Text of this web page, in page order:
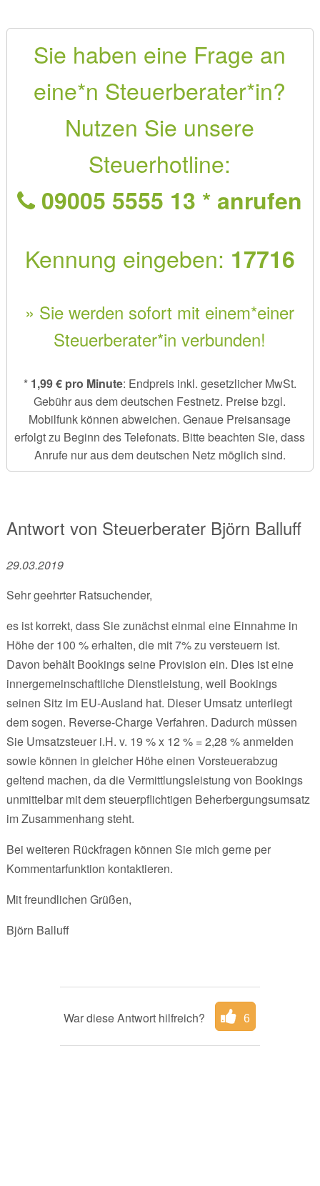
Sie haben eine Frage an
eine*n Steuerberater*in?
Nutzen Sie unsere
Steuerhotline:
09005 5555 13 * anrufen
Kennung eingeben: 17716
» Sie werden sofort mit einem*einer
Steuerberater*in verbunden!
* 1,99 € pro Minute: Endpreis inkl. gesetzlicher MwSt.
Gebühr aus dem deutschen Festnetz. Preise bzgl.
Mobilfunk können abweichen. Genaue Preisansage
erfolgt zu Beginn des Telefonats. Bitte beachten Sie, dass
Anrufe nur aus dem deutschen Netz möglich sind.
Antwort von Steuerberater Björn Balluff
29.03.2019
Sehr geehrter Ratsuchender,
es ist korrekt, dass Sie zunächst einmal eine Einnahme in
Höhe der 100 % erhalten, die mit 7% zu versteuern ist.
Davon behält Bookings seine Provision ein. Dies ist eine
innergemeinschaftliche Dienstleistung, weil Bookings
seinen Sitz im EU-Ausland hat. Dieser Umsatz unterliegt
dem sogen. Reverse-Charge Verfahren. Dadurch müssen
Sie Umsatzsteuer i.H. v. 19 % x 12 % = 2,28 % anmelden
sowie können in gleicher Höhe einen Vorsteuerabzug
geltend machen, da die Vermittlungsleistung von Bookings
unmittelbar mit dem steuerpflichtigen Beherbergungsumsatz
im Zusammenhang steht.
Bei weiteren Rückfragen können Sie mich gerne per
Kommentarfunktion kontaktieren.
Mit freundlichen Grüßen,
Björn Balluff
War diese Antwort hilfreich? 6